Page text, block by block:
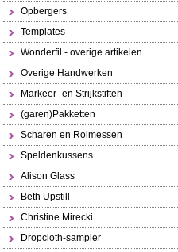
Opbergers
Templates
Wonderfil - overige artikelen
Overige Handwerken
Markeer- en Strijkstiften
(garen)Pakketten
Scharen en Rolmessen
Speldenkussens
Alison Glass
Beth Upstill
Christine Mirecki
Dropcloth-sampler